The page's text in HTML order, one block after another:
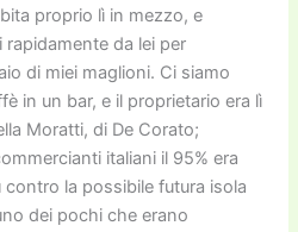
proprio lì in mezzo, e
da lei per
di miei maglioni. Ci siamo
in un bar, e il proprietario era lì
Moratti, di De Corato;
italiani il 95% era
la possibile futura isola
dei pochi che erano